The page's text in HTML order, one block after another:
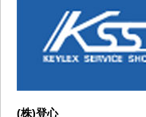
(株)登心